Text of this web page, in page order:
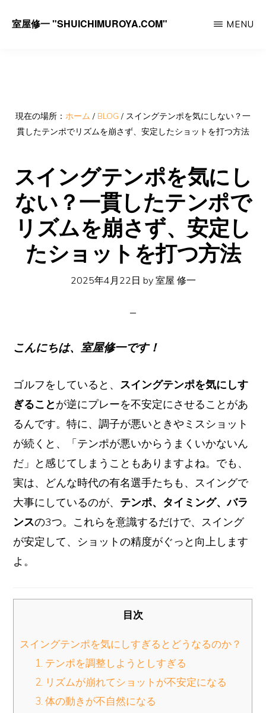
室屋修一 "SHUICHIMUROYA.COM"
ー
チ
屋
修
一
の
MENU
現在の場所： ホーム / BLOG / スイングテンポを気にしない？一
貫したテンポでリズムを崩さず、安定したショットを打つ方法
スイングテンポを気にし
ない？一貫したテンポで
リズムを崩さず、安定し
たショットを打つ方法
2025年4月22日 by 室屋 修一
こんにちは、室屋修一です！
ゴルフをしていると、 スイングテンポを気にしす
ぎることが逆にプレーを不安定にさせることがあ
るんです。特に、調子が悪いときやミスショット
が続くと、「テンポが悪いからうまくいかないん
だ」と感じてしまうこともありますよね。でも、
実は、どんな時代の有名選手たちも、スイングで
大事にしているのが、 テンポ、タイミング、バラ
ンスの3つ。これらを意識するだけで、スイング
が安定して、ショットの精度がぐっと向上します
よ。
目次
スイングテンポを気にしすぎるとどうなるのか？
1. テンポを調整しようとしすぎる
2. リズムが崩れてショットが不安定になる
3. 体の動きが不自然になる